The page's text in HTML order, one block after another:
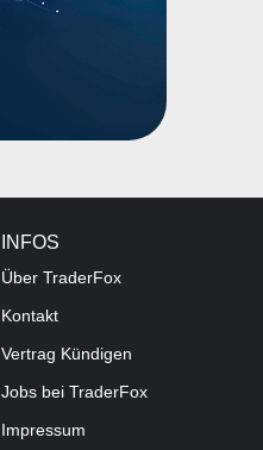
INFOS
Über TraderFox
Kontakt
Vertrag Kündigen
Jobs bei TraderFox
Impressum